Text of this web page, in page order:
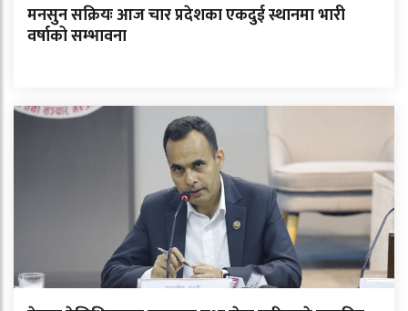
मनसुन सक्रियः आज चार प्रदेशका एकदुई स्थानमा भारी
वर्षाको सम्भावना